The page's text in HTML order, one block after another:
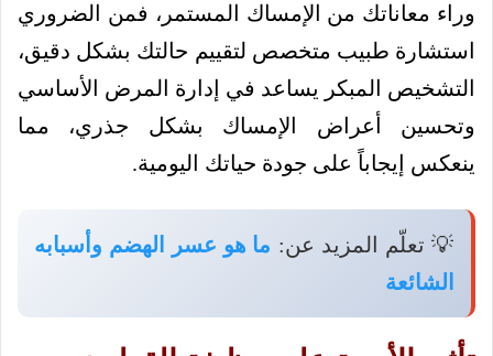
وراء معاناتك من الإمساك المستمر، فمن الضروري
استشارة طبيب متخصص لتقييم حالتك بشكل دقيق،
التشخيص المبكر يساعد في إدارة المرض الأساسي
وتحسين أعراض الإمساك بشكل جذري، مما
ينعكس إيجاباً على جودة حياتك اليومية.
💡 تعلّم المزيد عن: ما هو عسر الهضم وأسبابه
الشائعة